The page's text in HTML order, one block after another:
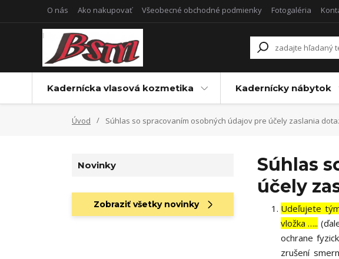
O nás Ako nakupovať Všeobecné obchodné podmienky Fotogaléria
Kadernícka vlasová kozmetika Kadernícky nábytok
Úvod Súhlas so spracovaním osobných údajov pre účely zaslania
Novinky
Zobraziť všetky novinky
Súhlas
účely
Udeľujete
vložka …..
ochrane
zrušení